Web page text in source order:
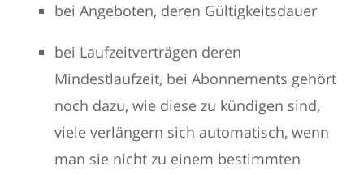
bei Angeboten, deren Gültigkeitsdauer
bei Laufzeitverträgen deren
Mindestlaufzeit, bei Abonnements gehört
noch dazu, wie diese zu kündigen sind,
viele verlängern sich automatisch, wenn
man sie nicht zu einem bestimmten